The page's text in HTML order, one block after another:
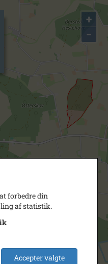
+
−
forbedre din
af statistik.
Accepter valgte